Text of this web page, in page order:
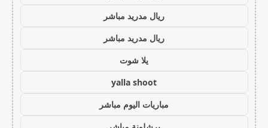
ريال مدريد مباشر
ريال مدريد مباشر
يلا شوت
yalla shoot
مباريات اليوم مباشر